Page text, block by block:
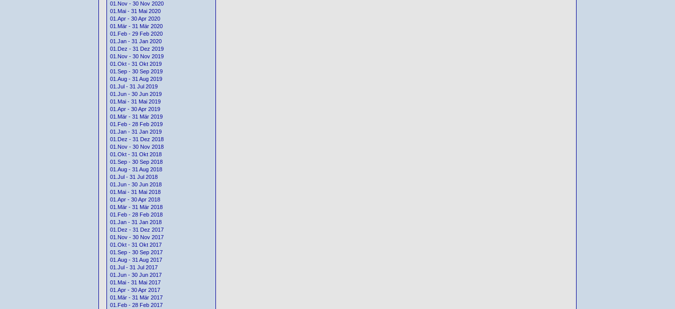
01.Nov - 30 Nov 2020
01.Mai - 31 Mai 2020
01.Apr - 30 Apr 2020
01.Mär - 31 Mär 2020
01.Feb - 29 Feb 2020
01.Jan - 31 Jan 2020
01.Dez - 31 Dez 2019
01.Nov - 30 Nov 2019
01.Okt - 31 Okt 2019
01.Sep - 30 Sep 2019
01.Aug - 31 Aug 2019
01.Jul - 31 Jul 2019
01.Jun - 30 Jun 2019
01.Mai - 31 Mai 2019
01.Apr - 30 Apr 2019
01.Mär - 31 Mär 2019
01.Feb - 28 Feb 2019
01.Jan - 31 Jan 2019
01.Dez - 31 Dez 2018
01.Nov - 30 Nov 2018
01.Okt - 31 Okt 2018
01.Sep - 30 Sep 2018
01.Aug - 31 Aug 2018
01.Jul - 31 Jul 2018
01.Jun - 30 Jun 2018
01.Mai - 31 Mai 2018
01.Apr - 30 Apr 2018
01.Mär - 31 Mär 2018
01.Feb - 28 Feb 2018
01.Jan - 31 Jan 2018
01.Dez - 31 Dez 2017
01.Nov - 30 Nov 2017
01.Okt - 31 Okt 2017
01.Sep - 30 Sep 2017
01.Aug - 31 Aug 2017
01.Jul - 31 Jul 2017
01.Jun - 30 Jun 2017
01.Mai - 31 Mai 2017
01.Apr - 30 Apr 2017
01.Mär - 31 Mär 2017
01.Feb - 28 Feb 2017